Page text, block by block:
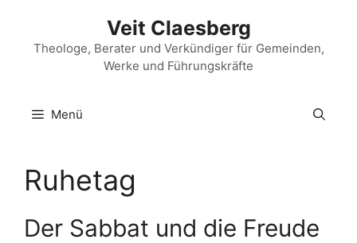
springen
Veit Claesberg
Theologe, Berater und Verkündiger für Gemeinden,
Werke und Führungskräfte
Menü
Ruhetag
Der Sabbat und die Freude